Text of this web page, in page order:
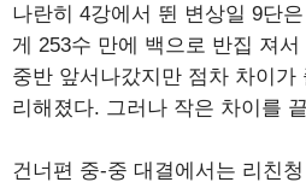
나란히 4강에서 뛴 변상일 9단
게 253수 만에 백으로 반집 져
중반 앞서나갔지만 점차 차이가
리해졌다. 그러나 작은 차이를
건너편 중-중 대결에서는 리친